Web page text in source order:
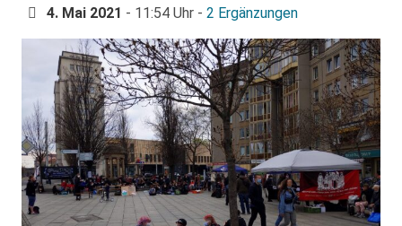
4. Mai 2021 - 11:54 Uhr - 2 Ergänzungen